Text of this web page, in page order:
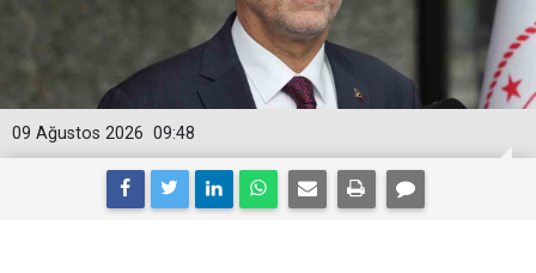
09:48
09 Ağustos 2026